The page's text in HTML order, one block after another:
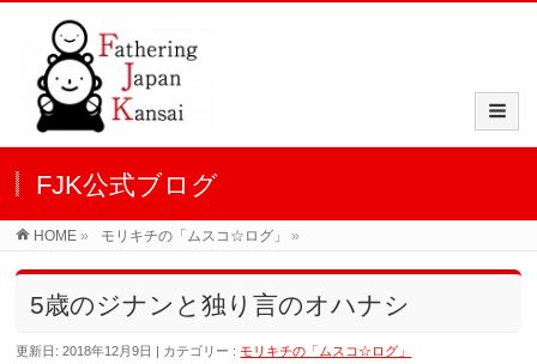
FJK公式ブログ
HOME » モリキチの「ムスコ☆ログ」 »
5歳のジナンと独り言のオハナシ
更新日: 2018年12月9日 カテゴリー :モリキチの「ムスコ☆ログ」